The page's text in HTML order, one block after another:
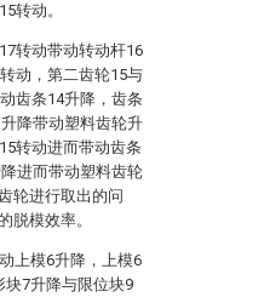
转动。
转动带动转动杆16
动，第二齿轮15与
齿条14升降，齿条
降带动塑料齿轮升
转动进而带动齿条
进而带动塑料齿轮
轮进行取出的问
脱模效率。
上模6升降，上模6
块7升降与限位块9